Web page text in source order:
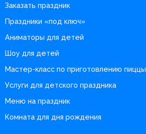
Заказать праздник
Праздники «под ключ»
Аниматоры для детей
Шоу для детей
Мастер-класс по приготовлению пиццы
Услуги для детского праздника
Меню на праздник
Комната для дня рождения